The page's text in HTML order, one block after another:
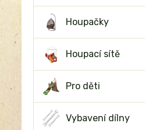
Houpačky
Houpací sítě
Pro děti
Vybavení dílny